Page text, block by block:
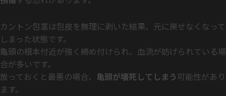
カントン包茎は包皮を無理に剥いた結果、元に戻せなくなって
しまった状態です。
亀頭の根本付近が強く締め付けられ、血流が妨げられている場
合が多いです。
放っておくと最悪の場合、 亀頭が壊死してしまう可能性があり
ます。